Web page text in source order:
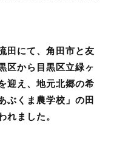
田にて、角田市と友
区から目黒区立緑ヶ
迎え、地元北郷の希
ぶくま農学校」の田
ました。